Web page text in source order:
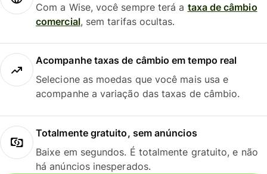
Com a Wise, você sempre terá a taxa de câmbio
comercial, sem tarifas ocultas.
Acompanhe taxas de câmbio em tempo real
Selecione as moedas que você mais usa e
acompanhe a variação das taxas de câmbio.
Totalmente gratuito, sem anúncios
Baixe em segundos. É totalmente gratuito, e não
há anúncios inesperados.